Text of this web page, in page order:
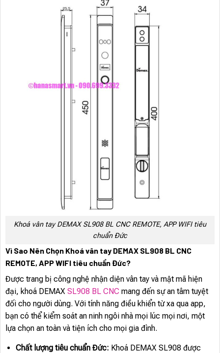
Khoá vân tay DEMAX SL908 BL CNC REMOTE, APP WIFI tiêu
chuẩn Đức
Vì Sao Nên Chọn Khoá vân tay DEMAX SL908 BL CNC
REMOTE, APP WIFI tiêu chuẩn Đức?
Được trang bị công nghệ nhận diện vân tay và mật mã hiện
đại, khoá DEMAX SL908 BL CNC mang đến sự an tâm tuyệt
đối cho người dùng. Với tính năng điều khiển từ xa qua app,
bạn có thể kiểm soát an ninh ngôi nhà mọi lúc mọi nơi, một
lựa chọn an toàn và tiện ích cho mọi gia đình.
Chất lượng tiêu chuẩn Đức: Khoá DEMAX SL908 được